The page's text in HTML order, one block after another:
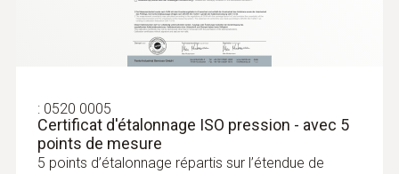
: 0520 0005
Certificat d'étalonnage ISO pression - avec 5
points de mesure
5 points d’étalonnage répartis sur l’étendue de